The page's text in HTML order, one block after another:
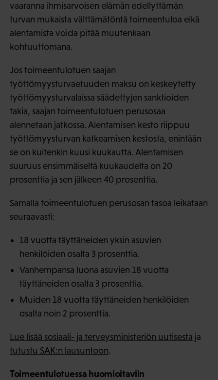
vaaranna ihmisarvoisen elämän edellyttämän
turvan mukaista välttämätöntä toimeentuloa eikä
alentamista voida pitää muutenkaan
kohtuuttomana.
Jos toimeentulotuen saajan
työttömyysturvaetuuden maksu on keskeytetty
työttömyysturvalaissa säädettyjen sanktioiden
takia, saajan toimeentulotuen perusosaa
alennetaan jatkossa. Alentamisen kesto riippuu
työttömyysturvan katkeamisen kestosta, enintään
se on kuitenkin kuusi kuukautta. Alentamisen
suuruus ensimmäiseltä kuukaudelta on 20
prosenttia ja sen jälkeen 40 prosenttia.
Samalla toimeentulotuen perusosan tasoa leikataan
seuraavasti:
18 vuotta täyttäneiden yksin asuvien
henkilöiden osalta 3 prosenttia.
Vanhempansa luona asuvien 18 vuotta
täyttäneiden osalta 3 prosenttia.
Muiden 18 vuotta täyttäneiden henkilöiden
osalta noin 2 prosenttia.
Lue lisää sosiaali- ja terveysministeriön uutisesta ja
tutustu SAK:n lausuntoon.
Toimeentulotuessa huomioitaviin